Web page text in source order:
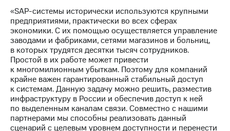
Документы
ПАО
"МТС"
Собрания
акционеров
Личный
кабинет
акционера
Акционерный
капитал
Контроль
и
«SAP-системы исторически используются крупными
предприятиями, практически во всех сферах
экономики. С их помощью осуществляется управление
заводами и фабриками, сетями магазинов и больниц,
в которых трудятся десятки тысяч сотрудников.
Простой в их работе может привести
к многомилионным убыткам. Поэтому для компаний
крайне важен гарантированный стабильный доступ
к системам. Данную задачу можно решить, разместив
инфраструктуру в России и обеспечив доступ к ней
по выделенным каналам связи. Совместно с нашими
партнерами мы способны реализовать данный
сценарий с целевым уровнем доступности и перенести